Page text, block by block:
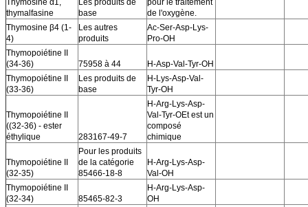
Thymosine α1,
thymalfasine
Les produits de
base
pour le traitement
de l'oxygène.
Thymosine β4 (1-
4)
Les autres
produits
Ac-Ser-Asp-Lys-
Pro-OH
Thymopoiétine II
(34-36)
75958 à 44
H-Asp-Val-Tyr-OH
Thymopoiétine II
(33-36)
Les produits de
base
H-Lys-Asp-Val-
Tyr-OH
Thymopoiétine II
((32-36) - ester
éthylique
283167-49-7
H-Arg-Lys-Asp-
Val-Tyr-OEt est un
composé
chimique
Thymopoiétine II
(32-35)
Pour les produits
de la catégorie
85466-18-8
H-Arg-Lys-Asp-
Val-OH
Thymopoiétine II
(32-34)
85465-82-3
H-Arg-Lys-Asp-
OH